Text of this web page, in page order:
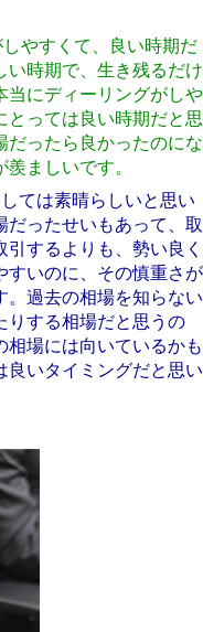
やすくて、良い時期だ
い時期で、生き残るだけ
当にディーリングがしや
とっては良い時期だと思
だったら良かったのにな
ましいです。
ては素晴らしいと思い
だったせいもあって、取
するよりも、勢い良く
すいのに、その慎重さが
。過去の相場を知らない
りする相場だと思うの
相場には向いているかも
良いタイミングだと思い